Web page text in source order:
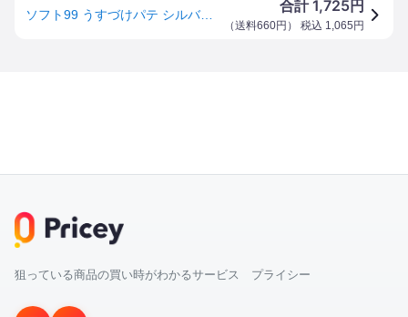
ソフト99 うすづけパテ シルバーメタリック 【補修ケミカル】
合計1,725円
（送料660円 ） 税込 1,065 円
狙っている商品の買い時がわかるサービス プライシー